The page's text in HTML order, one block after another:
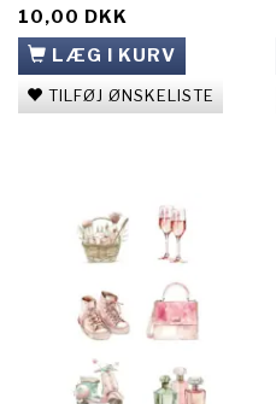
10,00 DKK
LÆG I KURV
TILFØJ ØNSKELISTE